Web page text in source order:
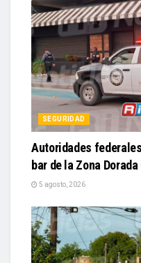
SEGURIDAD
Autoridades
bar de la Zona
5 agosto, 2026